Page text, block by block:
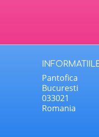
Pantofica
Bucuresti
033021
Romania